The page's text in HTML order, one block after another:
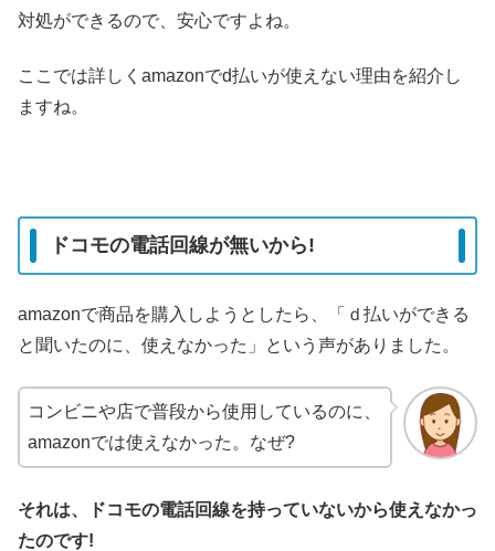
対処ができるので、安心ですよね。
ここでは詳しくamazonでd払いが使えない理由を紹介し
ますね。
ドコモの電話回線が無いから!
amazonで商品を購入しようとしたら、「ｄ払いができる
と聞いたのに、使えなかった」という声がありました。
コンビニや店で普段から使用しているのに、
amazonでは使えなかった。なぜ?
それは、ドコモの電話回線を持っていないから使えなかっ
たのです!